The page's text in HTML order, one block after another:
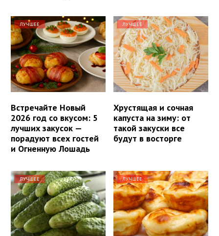
ЛУЧШЕЕ
Встречайте Новый
2026 год со вкусом: 5
лучших закусок —
порадуют всех гостей
и Огненную Лошадь
ЛУЧШЕЕ
Хрустящая и сочная
капуста на зиму: от
такой закуски все
будут в восторге
ЛУЧШЕЕ ЛУЧШЕЕ